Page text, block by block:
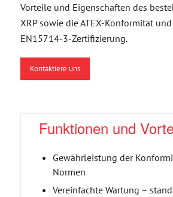
Vorteile und Eigenschaften des
XRP sowie die ATEX‑Konformität
EN15714‑3‑Zertifizierung.
Kontaktiere uns
Funktionen und
Gewährleistung der
Normen
Vereinfachte Wartung –